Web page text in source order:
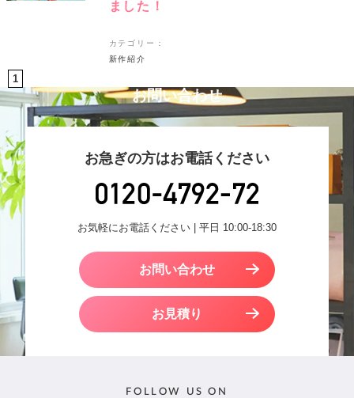
ました！
カテゴリー：
新作紹介
1
お問い合わせ
お急ぎの方はお電話ください
お気軽にお電話ください | 平日 10:00-18:30
お問い合わせ
お見積り
FOLLOW US ON